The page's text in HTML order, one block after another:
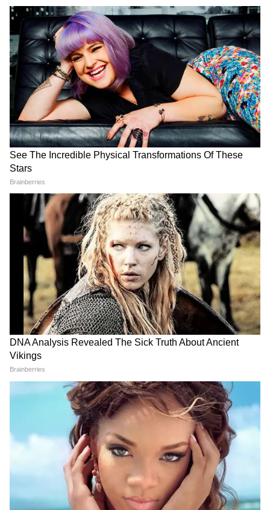
लोगों, रसूखदार भक्तों और आर्थिक लेनदेन से जुड़े लोगों
को लेकर भी बड़े खुलासे हो सकते हैं। बता दें कि इस केस
में महाराष्ट्र महिला आयोग की पूर्व अध्यक्ष और एनसीपी
नेता रुपाली चाकणकर की बहन का नाम भी सामने आया
है।
RECOMMENDED STORIES
तुकाराम मुंढे के पास कितनी पावर?
होटल सील करने से लाइसेंस रद्द करने
तक जानिए महाराष्ट्र 'सिंघम' की
ताकत
Modi in IIT Delhi: '1 लाख
करोड़..अंग्रेजी में बोलूं', देश के युवाओं
को Modi ने दिया बहुत बड़ा टास्क
दिल्ली में दिल दहला देने वाला
एक्सीडेंट, मौत बनकर आई मर्सिडीज
ने 70 साल की महिला को मार डाला
आखिर क्यों IAF कमांडर ने
पाकस्तानी लेडी को बताए खुफिया
राज, क्या थी बेबसी जो भारत से कर
बैठा गद्दारी
LATEST VIDEOS
Modi in IIT Delhi: '1 लाख करोड़..अंग्रेजी में
बोलूं', देश के युवाओं को Modi ने दिया बहुत बड़ा
टास्क